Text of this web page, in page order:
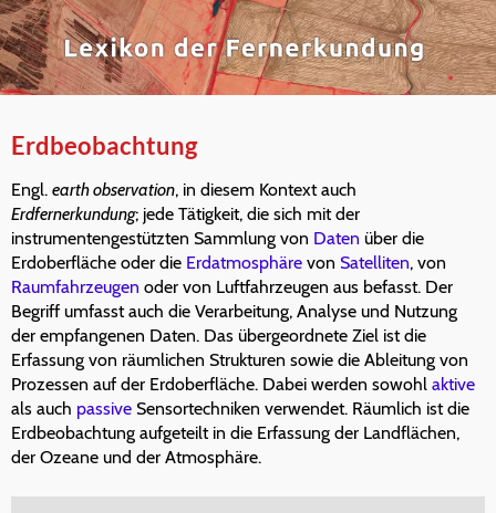
Erdbeobachtung
Engl. earth observation, in diesem Kontext auch
Erdfernerkundung; jede Tätigkeit, die sich mit der
instrumentengestützten Sammlung von Daten über die
Erdoberfläche oder die Erdatmosphäre von Satelliten, von
Raumfahrzeugen oder von Luftfahrzeugen aus befasst. Der
Begriff umfasst auch die Verarbeitung, Analyse und Nutzung
der empfangenen Daten. Das übergeordnete Ziel ist die
Erfassung von räumlichen Strukturen sowie die Ableitung von
Prozessen auf der Erdoberfläche. Dabei werden sowohl aktive
als auch passive Sensortechniken verwendet. Räumlich ist die
Erdbeobachtung aufgeteilt in die Erfassung der Landflächen,
der Ozeane und der Atmosphäre.